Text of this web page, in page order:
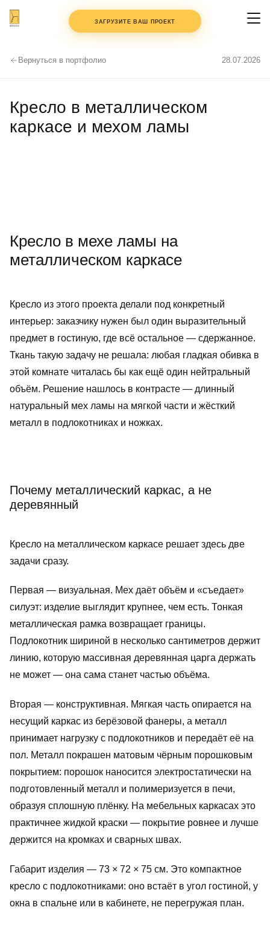
ЗАГРУЗИТЕ ВАШ ПРОЕКТ
перетащите
КОММЕНТАРИЙ
СОГЛАСЕН СПОЛИТИКОЙ
+7 (495) 147-97-77
Вернуться в портфолио 28.07.2026
Кресло в металлическом
каркасе и мехом ламы
Кресло в мехе ламы на
металлическом каркасе
Кресло из этого проекта делали под конкретный
интерьер: заказчику нужен был один выразительный
предмет в гостиную, где всё остальное — сдержанное.
Ткань такую задачу не решала: любая гладкая обивка в
этой комнате читалась бы как ещё один нейтральный
объём. Решение нашлось в контрасте — длинный
натуральный мех ламы на мягкой части и жёсткий
металл в подлокотниках и ножках.
Почему металлический каркас, а не
деревянный
Кресло на металлическом каркасе решает здесь две
задачи сразу.
Первая — визуальная. Мех даёт объём и «съедает»
силуэт: изделие выглядит крупнее, чем есть. Тонкая
металлическая рамка возвращает границы.
Подлокотник шириной в несколько сантиметров держит
линию, которую массивная деревянная царга держать
не может — она сама станет частью объёма.
Вторая — конструктивная. Мягкая часть опирается на
несущий каркас из берёзовой фанеры, а металл
принимает нагрузку с подлокотников и передаёт её на
пол. Металл покрашен матовым чёрным порошковым
покрытием: порошок наносится электростатически на
подготовленный металл и полимеризуется в печи,
образуя сплошную плёнку. На мебельных каркасах это
практичнее жидкой краски — покрытие ровнее и лучше
держится на кромках и сварных швах.
Габарит изделия — 73 × 72 × 75 см. Это компактное
кресло с подлокотниками: оно встаёт в угол гостиной, у
окна в спальне или в кабинете, не перегружая план.